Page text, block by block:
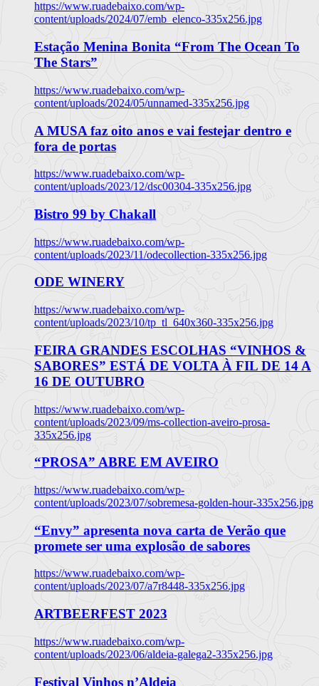
https://www.ruadebaixo.com/wp-
content/uploads/2024/07/emb_elenco-335x256.jpg
Estação Menina Bonita “From The Ocean To
The Stars”
https://www.ruadebaixo.com/wp-
content/uploads/2024/05/unnamed-335x256.jpg
A MUSA faz oito anos e vai festejar dentro e
fora de portas
https://www.ruadebaixo.com/wp-
content/uploads/2023/12/dsc00304-335x256.jpg
Bistro 99 by Chakall
https://www.ruadebaixo.com/wp-
content/uploads/2023/11/odecollection-335x256.jpg
ODE WINERY
https://www.ruadebaixo.com/wp-
content/uploads/2023/10/tp_tl_640x360-335x256.jpg
FEIRA GRANDES ESCOLHAS “VINHOS &
SABORES” ESTÁ DE VOLTA À FIL DE 14 A
16 DE OUTUBRO
https://www.ruadebaixo.com/wp-
content/uploads/2023/09/ms-collection-aveiro-prosa-
335x256.jpg
“PROSA” ABRE EM AVEIRO
https://www.ruadebaixo.com/wp-
content/uploads/2023/07/sobremesa-golden-hour-335x256.jpg
“Envy” apresenta nova carta de Verão que
promete ser uma explosão de sabores
https://www.ruadebaixo.com/wp-
content/uploads/2023/07/a7r8448-335x256.jpg
ARTBEERFEST 2023
https://www.ruadebaixo.com/wp-
content/uploads/2023/06/aldeia-galega2-335x256.jpg
Festival Vinhos n’Aldeia